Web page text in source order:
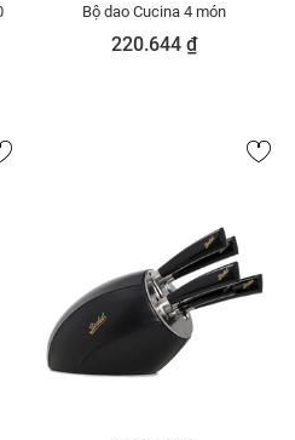
Bộ dao Cucina 4 món
220.644 ₫